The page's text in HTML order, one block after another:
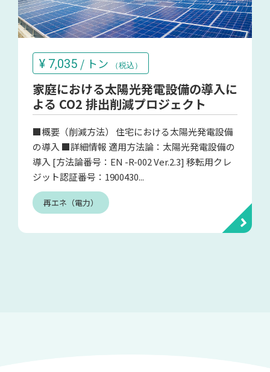
¥ 7,035 / トン （税込）
家庭における太陽光発電設備の導入に
よる CO2 排出削減プロジェクト
■概要（削減方法） 住宅における太陽光発電設備
の導入 ■詳細情報 適用方法論：太陽光発電設備の
導入 [方法論番号：EN -R-002 Ver.2.3] 移転用クレ
ジット認証番号：1900430...
再エネ（電力）